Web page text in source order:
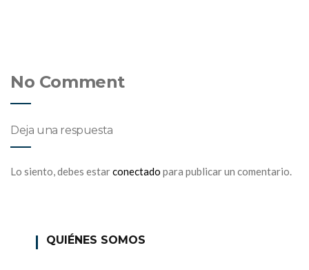
No Comment
Deja una respuesta
Lo siento, debes estarconectado para publicar un comentario.
QUIÉNES SOMOS